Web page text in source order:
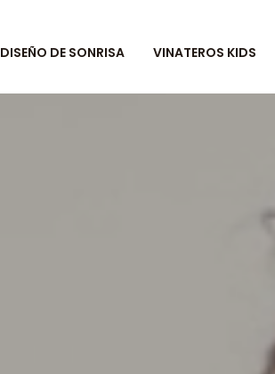
DISEÑO DE SONRISA VINATEROS KIDS